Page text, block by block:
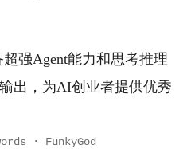
超强Agent能力和思考推理
出，为AI创业者提供优秀
· FunkyGod